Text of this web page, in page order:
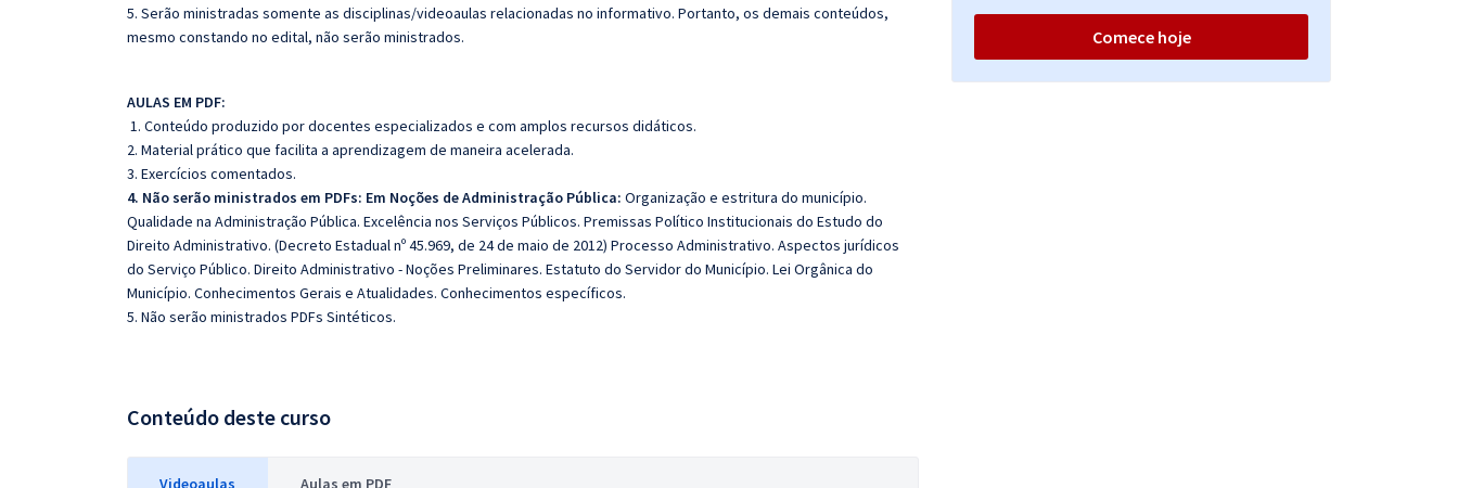
5. Serão ministradas somente as disciplinas/videoaulas relacionadas no informativo. Portanto, os demais conteúdos,
mesmo constando no edital, não serão ministrados.
AULAS EM PDF:
1. Conteúdo produzido por docentes especializados e com amplos recursos didáticos.
2. Material prático que facilita a aprendizagem de maneira acelerada.
3. Exercícios comentados.
4. Não serão ministrados em PDFs: Em Noções de Administração Pública: Organização e estritura do município.
Qualidade na Administração Pública. Excelência nos Serviços Públicos. Premissas Político Institucionais do Estudo do
Direito Administrativo. (Decreto Estadual nº 45.969, de 24 de maio de 2012) Processo Administrativo. Aspectos jurídicos
do Serviço Público. Direito Administrativo - Noções Preliminares. Estatuto do Servidor do Município. Lei Orgânica do
Município. Conhecimentos Gerais e Atualidades. Conhecimentos específicos.
5. Não serão ministrados PDFs Sintéticos.
Conteúdo deste curso
Videoaulas Aulas em PDF
Comece hoje